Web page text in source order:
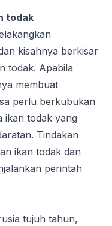
todak
kisahnya berkisar
todak. Apabila
membuat
perlu berkubukan
ikan todak yang
Tindakan
ikan todak dan
perintah
tujuh tahun,